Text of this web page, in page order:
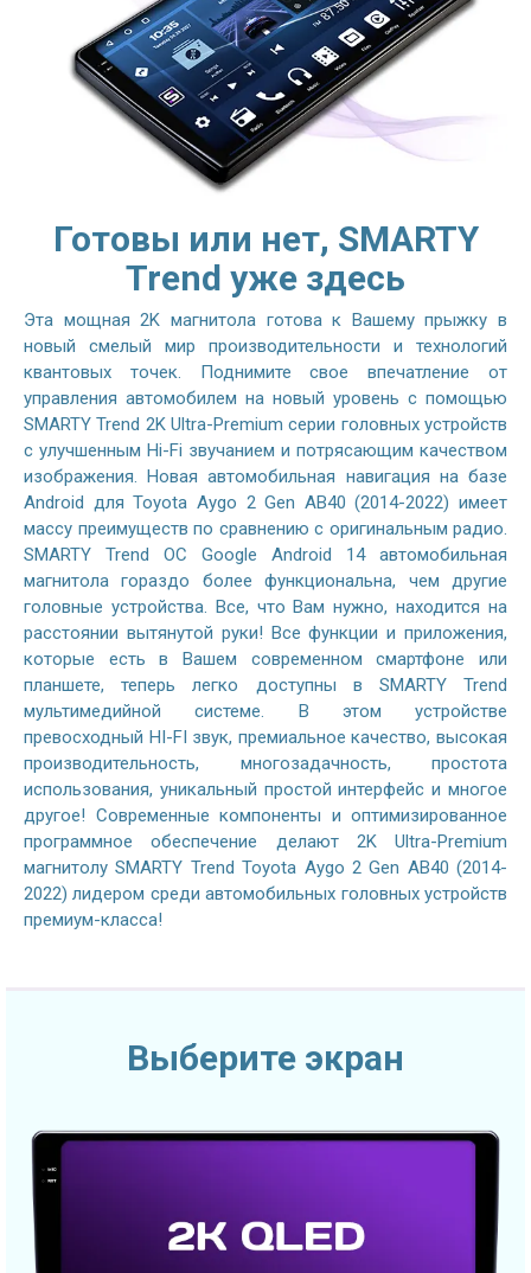
Готовы или нет, SMARTY
Trend уже здесь
Эта мощная 2K магнитола готова к Вашему прыжку в
новый смелый мир производительности и технологий
квантовых точек. Поднимите свое впечатление от
управления автомобилем на новый уровень с помощью
SMARTY Trend 2K Ultra-Premium серии головных устройств
с улучшенным Hi-Fi звучанием и потрясающим качеством
изображения. Новая автомобильная навигация на базе
Android для Toyota Aygo 2 Gen AB40 (2014-2022) имеет
массу преимуществ по сравнению с оригинальным радио.
SMARTY Trend ОС Google Android 14 автомобильная
магнитола гораздо более функциональна, чем другие
головные устройства. Все, что Вам нужно, находится на
расстоянии вытянутой руки! Все функции и приложения,
которые есть в Вашем современном смартфоне или
планшете, теперь легко доступны в SMARTY Trend
мультимедийной системе. В этом устройстве
превосходный HI-FI звук, премиальное качество, высокая
производительность, многозадачность, простота
использования, уникальный простой интерфейс и многое
другое! Современные компоненты и оптимизированное
программное обеспечение делают 2K Ultra-Premium
магнитолу SMARTY Trend Toyota Aygo 2 Gen AB40 (2014-
2022) лидером среди автомобильных головных устройств
премиум-класса!
Выберите экран